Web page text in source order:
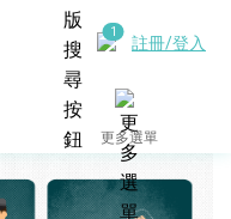
註冊/登入
更多選單